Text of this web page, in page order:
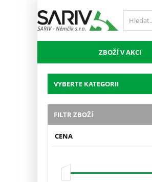
ZBOŽÍ V AKCI
VYBERTE KATEGORII
FILTR ZBOŽÍ
CENA